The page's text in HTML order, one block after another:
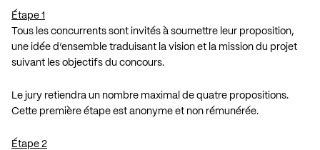
Étape 1
Tous les concurrents sont invités à soumettre leur proposition,
une idée d’ensemble traduisant la vision et la mission du projet
suivant les objectifs du concours.
Le jury retiendra un nombre maximal de quatre propositions.
Cette première étape est anonyme et non rémunérée.
Étape 2